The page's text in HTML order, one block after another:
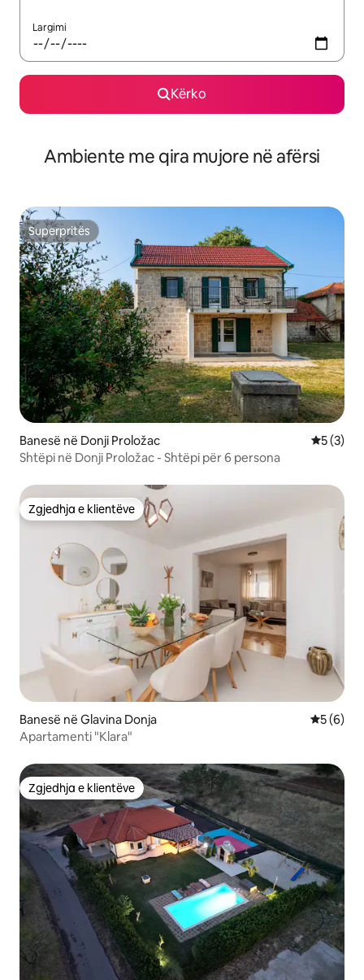
Largimi
Kërko
Ambiente me qira mujore në afërsi
Superpritës
Superpritës
Banesë në Donji Proložac
5 (3)
Shtëpi në Donji Proložac - Shtëpi për 6 persona
Zgjedhja e klientëve
Zgjedhja e klientëve
Banesë në Glavina Donja
5 (6)
Apartamenti "Klara"
Zgjedhja e klientëve
Zgjedhja e klientëve